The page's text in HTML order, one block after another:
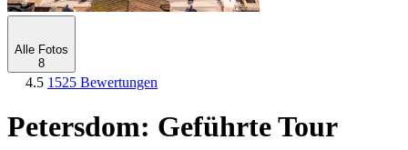
Alle Fotos
8
4.5 1525 Bewertungen
Petersdom: Geführte Tour